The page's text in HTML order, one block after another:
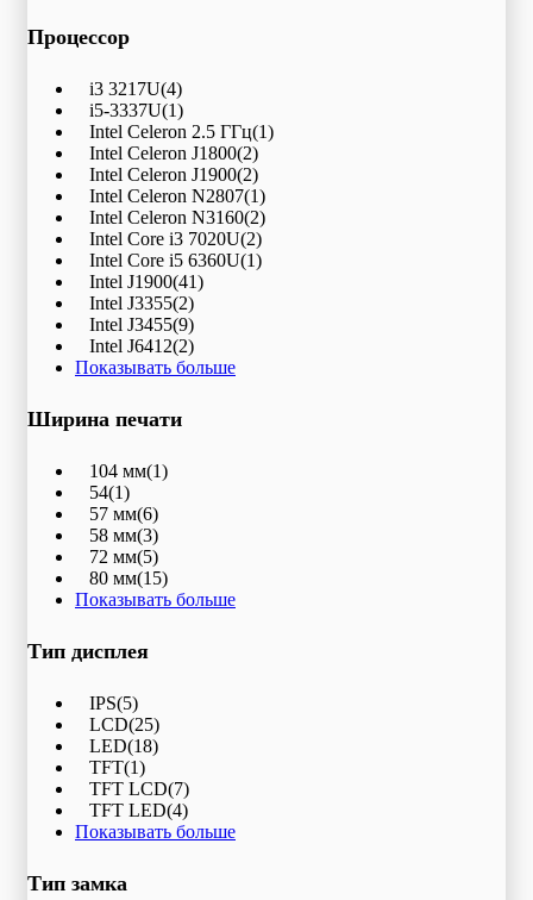
Процессор
i3 3217U(4)
i5-3337U(1)
Intel Celeron 2.5 ГГц(1)
Intel Celeron J1800(2)
Intel Celeron J1900(2)
Intel Celeron N2807(1)
Intel Celeron N3160(2)
Intel Core i3 7020U(2)
Intel Core i5 6360U(1)
Intel J1900(41)
Intel J3355(2)
Intel J3455(9)
Intel J6412(2)
Показывать больше
Ширина печати
104 мм(1)
54(1)
57 мм(6)
58 мм(3)
72 мм(5)
80 мм(15)
Показывать больше
Тип дисплея
IPS(5)
LCD(25)
LED(18)
TFT(1)
TFT LCD(7)
TFT LED(4)
Показывать больше
Тип замка